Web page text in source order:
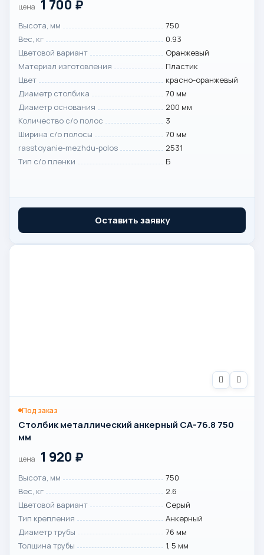
цена 1 700 ₽
Высота, мм
750
Вес, кг
0.93
Цветовой вариант
Оранжевый
Материал изготовления
Пластик
Цвет
красно-оранжевый
Диаметр столбика
70 мм
Диаметр основания
200 мм
Количество с/о полос
3
Ширина с/о полосы
70 мм
rasstoyanie-mezhdu-polos
2531
Тип с/о пленки
Б
Оставить заявку
Под заказ
Столбик металлический анкерный СА-76.8 750
мм
цена 1 920 ₽
Высота, мм
750
Вес, кг
2.6
Цветовой вариант
Серый
Тип крепления
Анкерный
Диаметр трубы
76 мм
Толщина трубы
1, 5 мм